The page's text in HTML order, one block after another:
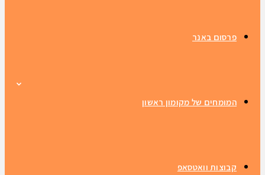
פרסום באנר
המומחים של מקומון ראשון
קבוצות וואטסאפ